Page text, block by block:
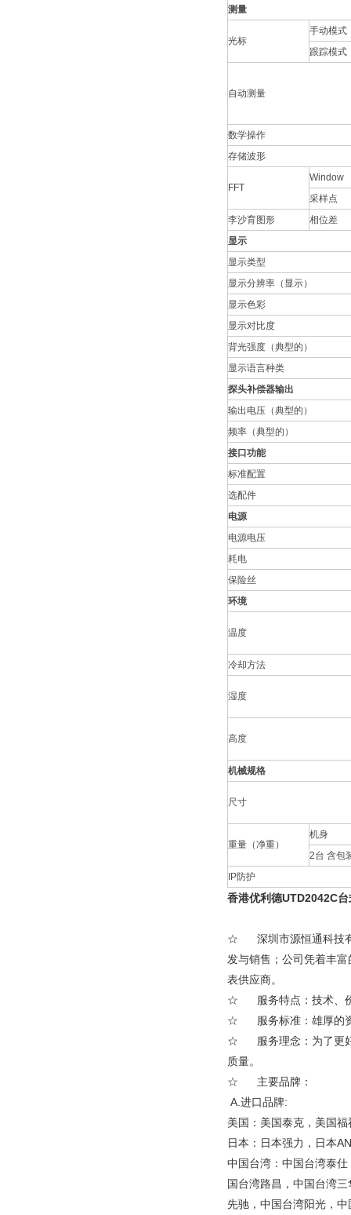
测量
光标
手动模式
跟踪模式
自动测量
数学操作
存储波形
FFT
Window
采样点
李沙育图形
相位差
显示
显示类型
显示分辨率（显示）
显示色彩
显示对比度
背光强度（典型的）
显示语言种类
探头补偿器输出
输出电压（典型的）
频率（典型的）
接口功能
标准配置
选配件
电源
电源电压
耗电
保险丝
环境
温度
冷却方法
湿度
高度
机械规格
尺寸
重量（净重）
机身
2台 含包
IP防护
香港优利德UTD2042C
☆ 深圳市源恒通科技有
发与销售；公司凭着丰
表供应商。
☆ 服务特点：技术、价
☆ 服务标准：雄厚的资
☆ 服务理念：为了更好
质量。
☆ 主要品牌：
A.进口品牌:
美国：美国泰克，美国
日本：日本强力，日本
中国台湾：中国台湾泰
国台湾路昌，中国台湾
先驰，中国台湾阳光，